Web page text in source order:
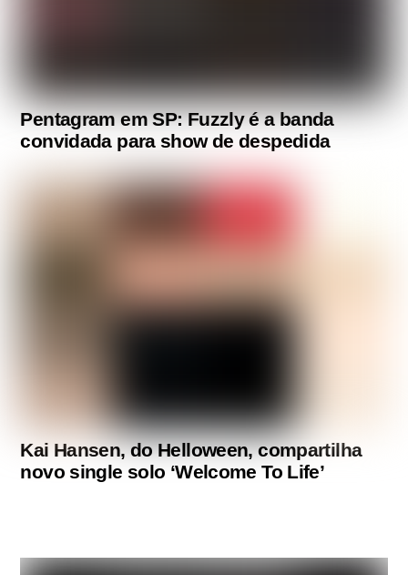
Pentagram em SP: Fuzzly é a banda
convidada para show de despedida
Kai Hansen, do Helloween, compartilha
novo single solo ‘Welcome To Life’